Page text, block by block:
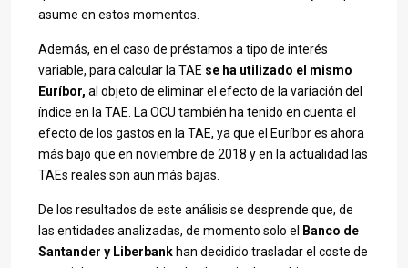
asume en estos momentos.
Además, en el caso de préstamos a tipo de interés
variable, para calcular la TAE se ha utilizado el mismo
Euríbor, al objeto de eliminar el efecto de la variación del
índice en la TAE. La OCU también ha tenido en cuenta el
efecto de los gastos en la TAE, ya que el Euríbor es ahora
más bajo que en noviembre de 2018 y en la actualidad las
TAEs reales son aun más bajas.
De los resultados de este análisis se desprende que, de
las entidades analizadas, de momento solo el
Banco de
Santander y Liberbank han decidido trasladar el coste de